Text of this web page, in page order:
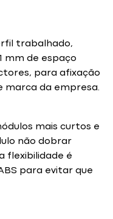
trabalhado,
mm de espaço
para afixação
marca da empresa.
mais curtos e
não dobrar
flexibilidade é
para evitar que